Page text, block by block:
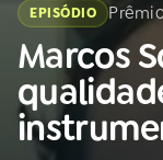
Buscar
na
Rádio
MEC
EPISÓDIO
Marcos